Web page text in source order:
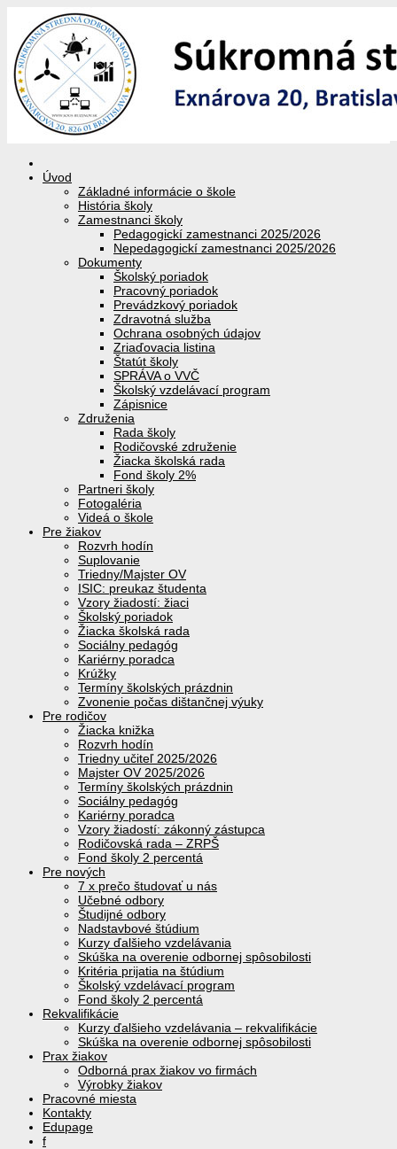
Úvod
Základné informácie o škole
História školy
Zamestnanci školy
Pedagogickí zamestnanci 2025/2026
Nepedagogickí zamestnanci 2025/2026
Dokumenty
Školský poriadok
Pracovný poriadok
Prevádzkový poriadok
Zdravotná služba
Ochrana osobných údajov
Zriaďovacia listina
Štatút školy
SPRÁVA o VVČ
Školský vzdelávací program
Zápisnice
Združenia
Rada školy
Rodičovské združenie
Žiacka školská rada
Fond školy 2%
Partneri školy
Fotogaléria
Videá o škole
Pre žiakov
Rozvrh hodín
Suplovanie
Triedny/Majster OV
ISIC: preukaz študenta
Vzory žiadostí: žiaci
Školský poriadok
Žiacka školská rada
Sociálny pedagóg
Kariérny poradca
Krúžky
Termíny školských prázdnin
Zvonenie počas dištančnej výuky
Pre rodičov
Žiacka knižka
Rozvrh hodín
Triedny učiteľ 2025/2026
Majster OV 2025/2026
Termíny školských prázdnin
Sociálny pedagóg
Kariérny poradca
Vzory žiadostí: zákonný zástupca
Rodičovská rada – ZRPŠ
Fond školy 2 percentá
Pre nových
7 x prečo študovať u nás
Učebné odbory
Študijné odbory
Nadstavbové štúdium
Kurzy ďalšieho vzdelávania
Skúška na overenie odbornej spôsobilosti
Kritéria prijatia na štúdium
Školský vzdelávací program
Fond školy 2 percentá
Rekvalifikácie
Kurzy ďalšieho vzdelávania – rekvalifikácie
Skúška na overenie odbornej spôsobilosti
Prax žiakov
Odborná prax žiakov vo firmách
Výrobky žiakov
Pracovné miesta
Kontakty
Edupage
f